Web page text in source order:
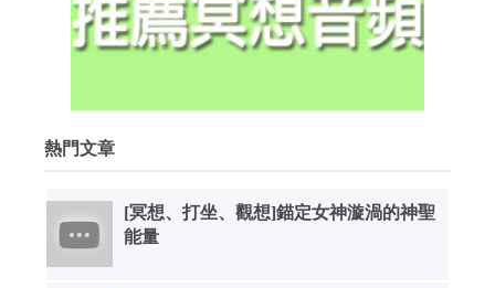
熱門文章
[冥想、打坐、觀想]錨定女神漩渦的神聖
能量